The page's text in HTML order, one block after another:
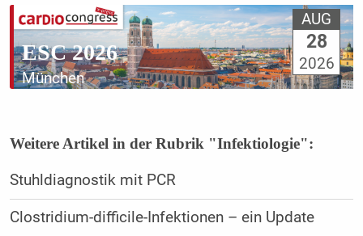
ESC 2026
München
AUG
28
2026
Weitere Artikel in der Rubrik "Infektiologie":
Stuhldiagnostik mit PCR
Clostridium-difficile-Infektionen – ein Update